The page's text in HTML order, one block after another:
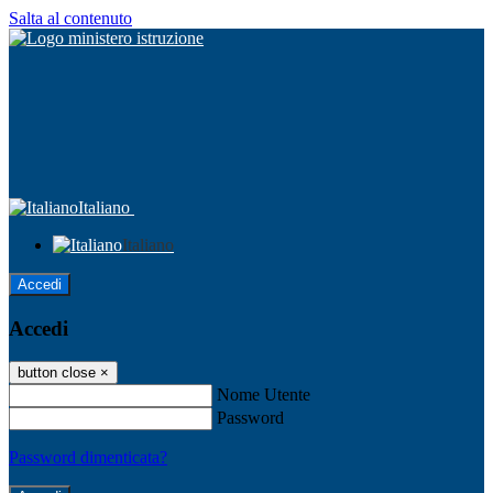
Salta al contenuto
Italiano
Italiano
Accedi
Accedi
button close ×
Nome Utente
Password
Password dimenticata?